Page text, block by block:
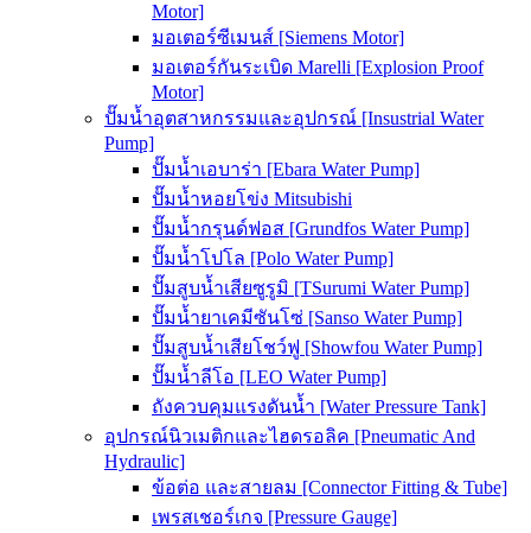
Motor]
มอเตอร์ซีเมนส์ [Siemens Motor]
มอเตอร์กันระเบิด Marelli [Explosion Proof
Motor]
ปั๊มน้ำอุตสาหกรรมและอุปกรณ์ [Insustrial Water
Pump]
ปั๊มน้ำเอบาร่า [Ebara Water Pump]
ปั๊มน้ำหอยโข่ง Mitsubishi
ปั๊มน้ำกรุนด์ฟอส [Grundfos Water Pump]
ปั๊มน้ำโปโล [Polo Water Pump]
ปั๊มสูบน้ำเสียซูรูมิ [TSurumi Water Pump]
ปั๊มน้ำยาเคมีซันโซ่ [Sanso Water Pump]
ปั๊มสูบน้ำเสียโชว์ฟู [Showfou Water Pump]
ปั๊มน้ำลีโอ [LEO Water Pump]
ถังควบคุมแรงดันน้ำ [Water Pressure Tank]
อุปกรณ์นิวเมติกและไฮดรอลิค [Pneumatic And
Hydraulic]
ข้อต่อ และสายลม [Connector Fitting & Tube]
เพรสเชอร์เกจ [Pressure Gauge]